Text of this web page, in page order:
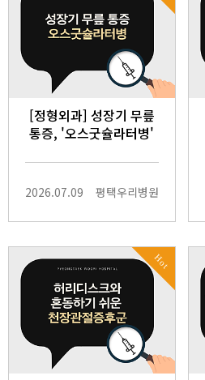
[정형외과] 성장기 무릎
통증, '오스굿슐라터병'
2026.07.09 평택우리병원
Hot